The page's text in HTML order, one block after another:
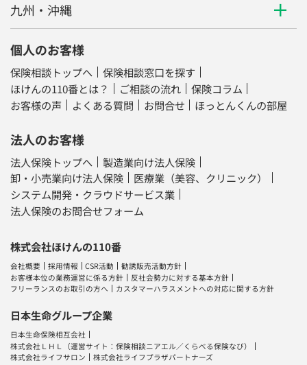
九州・沖縄
個人のお客様
保険相談トップへ
保険相談窓口を探す
ほけんの110番とは？
ご相談の流れ
保険コラム
お客様の声
よくある質問 お問合せ ほっとんくんの部屋
法人のお客様
法人保険トップへ
製造業向け法人保険
卸・小売業向け法人保険
医療業（美容、クリニック）
システム開発・クラウドサービス業
法人保険のお問合せフォーム
株式会社ほけんの110番
会社概要 採用情報 CSR活動
勧誘販売活動方針
お客様本位の業務運営に係る方針
反社会勢力に対する基本方針
フリーランスのお取引の方へ
カスタマーハラスメントへの対応に関する方針
日本生命グループ企業
日本生命保険相互会社
株式会社ＬＨＬ
（運営サイト：保険相談ニアエル ／ くらべる保険なび）
株式会社ライフサロン
株式会社ライフプラザパートナーズ